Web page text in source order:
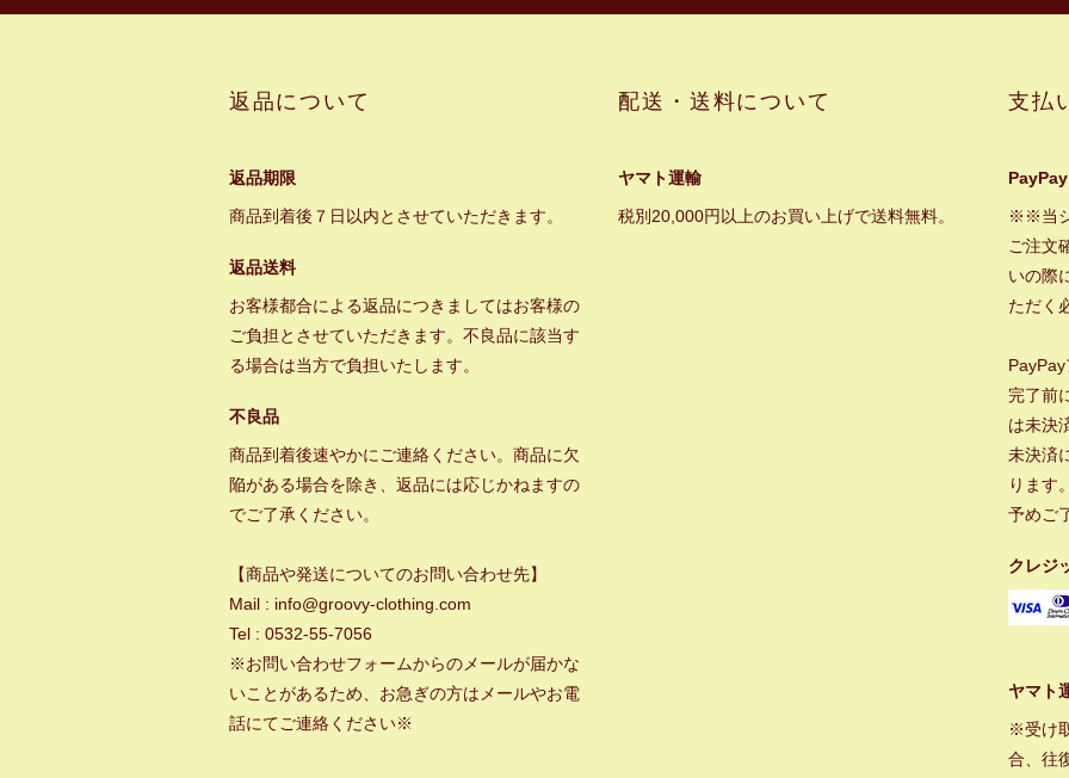
返品について
返品期限
商品到着後７日以内とさせていただきます。
返品送料
お客様都合による返品につきましてはお客様の
ご負担とさせていただきます。不良品に該当す
る場合は当方で負担いたします。
不良品
商品到着後速やかにご連絡ください。商品に欠
陥がある場合を除き、返品には応じかねますの
でご了承ください。
【商品や発送についてのお問い合わせ先】
Mail : info@groovy-clothing.com
Tel : 0532-55-7056
※お問い合わせフォームからのメールが届かな
いことがあるため、お急ぎの方はメールやお電
話にてご連絡ください※
配送・送料について
ヤマト運輸
税別20,000円以上のお買い上げで送料無料。
支払
PayPay
※※当
ご注文
いの際
ただく
完了前
は未決
未決済
ります。
予めご
クレジ
ヤマト
※受け
合、往